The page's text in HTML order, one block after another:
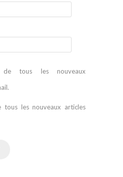
de tous les nouveaux
tous les nouveaux articles